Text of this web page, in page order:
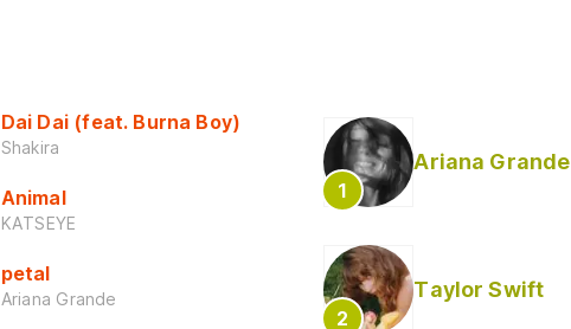
Dai Dai (feat. Burna Boy)
Shakira
Animal
KATSEYE
petal
Ariana Grande
Ariana Grande
Taylor Swift